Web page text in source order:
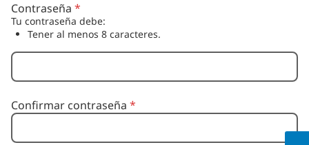
Contraseña *
Tu contraseña debe:
Tener al menos 8 caracteres.
Confirmar contraseña *